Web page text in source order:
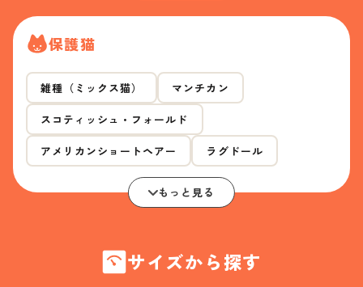
保護猫
雑種（ミックス猫） マンチカン
スコティッシュ・フォールド
アメリカンショートヘアー ラグドール
もっと見る
サイズから探す